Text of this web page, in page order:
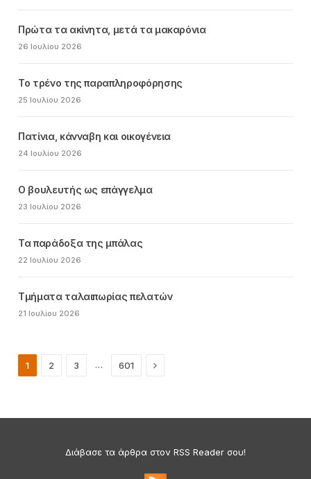
Πρώτα τα ακίνητα, μετά τα μακαρόνια
26 Ιουλίου 2026
Το τρένο της παραπληροφόρησης
25 Ιουλίου 2026
Πατίνια, κάνναβη και οικογένεια
24 Ιουλίου 2026
Ο βουλευτής ως επάγγελμα
23 Ιουλίου 2026
Τα παράδοξα της μπάλας
22 Ιουλίου 2026
Τμήματα ταλαιπωρίας πελατών
21 Ιουλίου 2026
1 2 3 … 601 Next
Διάβασε τα άρθρα στον RSS Reader σου!